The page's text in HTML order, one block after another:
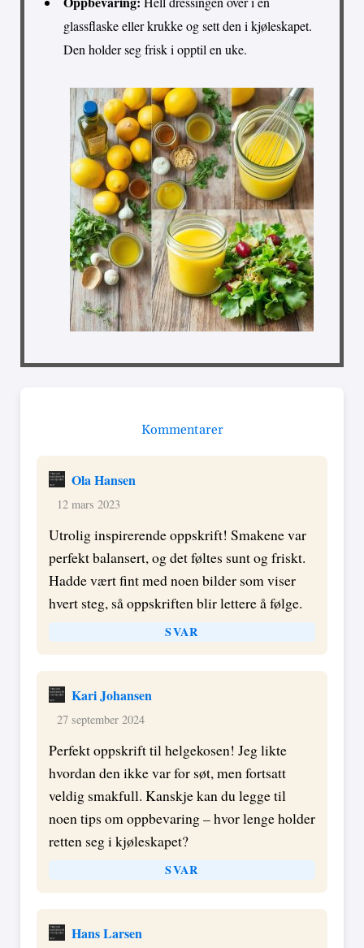
glassflaske eller krukke og sett den i kjøleskapet.
Den holder seg frisk i opptil en uke.
Kommentarer
Ola Hansen
12 mars 2023
Utrolig inspirerende oppskrift! Smakene var
perfekt balansert, og det føltes sunt og friskt.
Hadde vært fint med noen bilder som viser
hvert steg, så oppskriften blir lettere å følge.
SVAR
Kari Johansen
27 september 2024
Perfekt oppskrift til helgekosen! Jeg likte
hvordan den ikke var for søt, men fortsatt
veldig smakfull. Kanskje kan du legge til
noen tips om oppbevaring – hvor lenge holder
retten seg i kjøleskapet?
SVAR
Hans Larsen